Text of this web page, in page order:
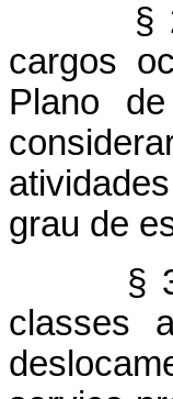
§ 2°
cargos
Plano
grau de
§ 3°
classes